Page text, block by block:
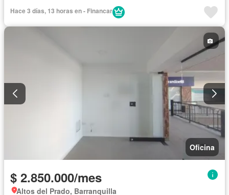
Hace 3 días, 13 horas en - Financar
Oficina
$ 2.850.000/mes
Altos del Prado, Barranquilla